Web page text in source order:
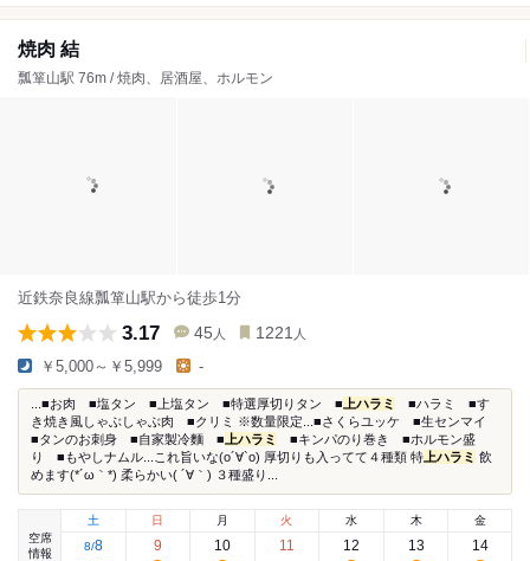
焼肉 結
瓢箪山駅 76m / 焼肉、居酒屋、ホルモン
近鉄奈良線瓢箪山駅から徒歩1分
3.17 45 人 1221 人
￥5,000～￥5,999 -
...■お肉 ■塩タン ■上塩タン ■特選厚切りタン ■ 上ハラミ
■ハラミ ■す
き焼き風しゃぶしゃぶ肉 ■クリミ ※数量限定...■さくらユッケ ■生センマイ
■タンのお刺身 ■自家製冷麵 ■ 上ハラミ
■キンパのり巻き ■ホルモン盛
り ■もやしナムル...これ旨いな(о´∀`о) 厚切りも入ってて４種類 特 上ハラミ 飲
めます(*´ω｀*) 柔らかい( ´∀｀) ３種盛り...
空席
情報
土
8/8
日
9
月
10
火
11
水
12
木
13
金
14